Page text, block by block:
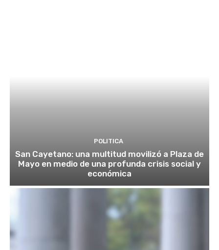
POLITICA
San Cayetano: una multitud movilizó a Plaza de
Mayo en medio de una profunda crisis social y
económica